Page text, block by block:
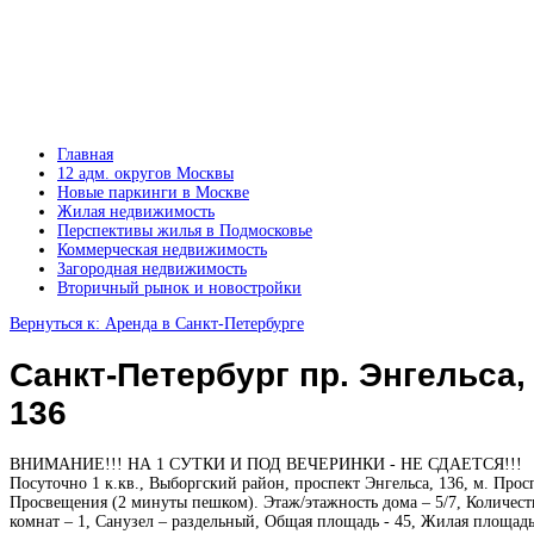
Главная
12 адм. округов Москвы
Новые паркинги в Москве
Жилая недвижимость
Перспективы жилья в Подмосковье
Коммерческая недвижимость
Загородная недвижимость
Вторичный рынок и новостройки
Вернуться к: Аренда в Санкт-Петербурге
Санкт-Петербург пр. Энгельса,
136
ВНИМАНИЕ!!! НА 1 СУТКИ И ПОД ВЕЧЕРИНКИ - НЕ СДАЕТСЯ!!!
Посуточно 1 к.кв., Выборгский район, проспект Энгельса, 136, м.
Просвещения (2 минуты пешком). Этаж/этажность дома – 5/7,
комнат – 1, Санузел – раздельный, Общая площадь - 45, Жилая площадь